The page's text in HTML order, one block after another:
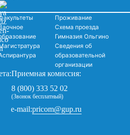
Проживание
Схема проезда
Гимназия Ольгино
Сведения об
образовательной
организации
Приемная комиссия:
8 (800) 333 52 02
(Звонок бесплатный)
e-mail:pricom@gup.ru